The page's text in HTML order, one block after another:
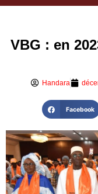
VBG : en
Handara
Facebook